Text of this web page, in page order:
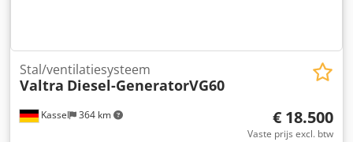
Kassel 364 km
Stal/ventilatiesysteem
Valtra Diesel-GeneratorVG60
€ 18.500
Vaste prijs excl. btw